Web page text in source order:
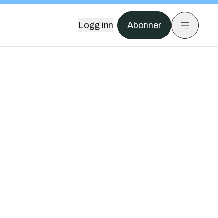
Logg inn Abonner